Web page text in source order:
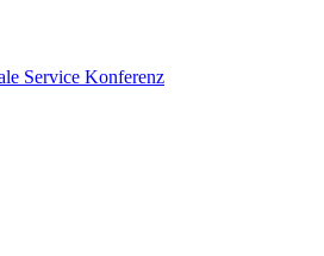
Service Konferenz